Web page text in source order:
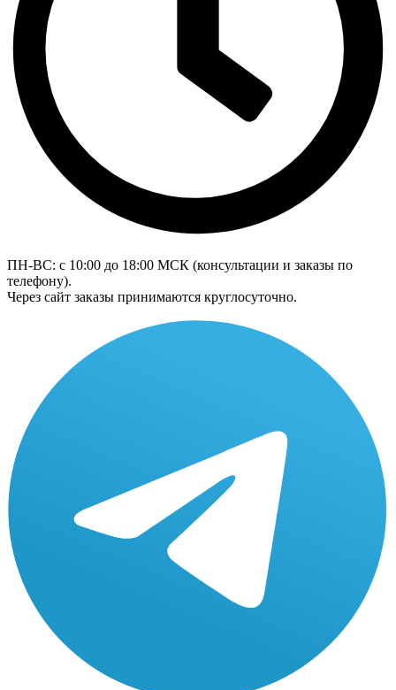
ПН-ВС: с 10:00 до 18:00 МСК (консультации и заказы по
телефону).
Через сайт заказы принимаются круглосуточно.